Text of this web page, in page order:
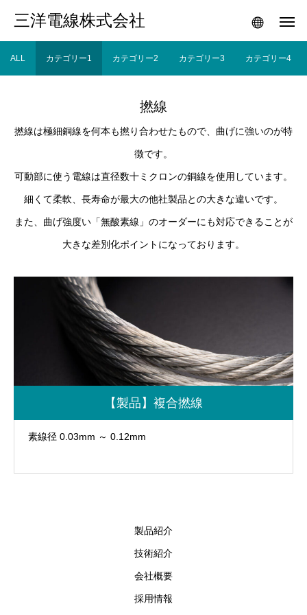
三洋電線株式会社
ALL カテゴリー1 カテゴリー2 カテゴリー3 カテゴリー4
撚線
撚線は極細銅線を何本も撚り合わせたもので、曲げに強いのが特
徴です。
可動部に使う電線は直径数十ミクロンの銅線を使用しています。
細くて柔軟、長寿命が最大の他社製品との大きな違いです。
また、曲げ強度い「無酸素線」のオーダーにも対応できることが
大きな差別化ポイントになっております。
【製品】複合撚線
素線径 0.03mm ～ 0.12mm
製品紹介
技術紹介
会社概要
採用情報